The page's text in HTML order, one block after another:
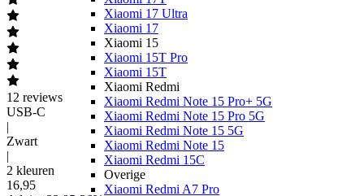
Xiaomi 17 Ultra
Xiaomi 17
Xiaomi 15
Xiaomi 15T Pro
Xiaomi 15T
Xiaomi Redmi
Xiaomi Redmi Note 15 Pro+ 5G
Xiaomi Redmi Note 15 Pro 5G
Xiaomi Redmi Note 15 5G
Xiaomi Redmi Note 15
Xiaomi Redmi 15C
Overige
Xiaomi Redmi A7 Pro
12 reviews
USB-C
|
Zwart
|
2 kleuren
16,95